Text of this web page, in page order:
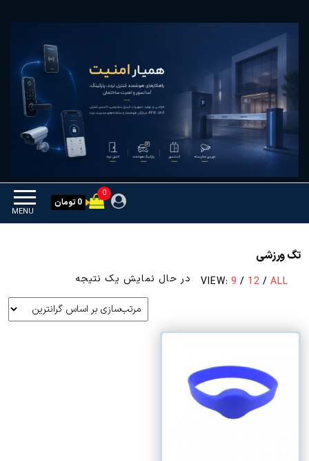
همیار امنیت
MENU
0
0 تومان
تگ ورزشی
VIEW: 9 / 12 / ALL در حال نمایش یک نتیجه